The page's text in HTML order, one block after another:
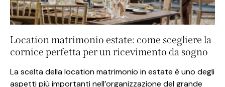
Location matrimonio estate: come scegliere la
cornice perfetta per un ricevimento da sogno
La scelta della location matrimonio in estate è uno degli
aspetti più importanti nell’organizzazione del grande